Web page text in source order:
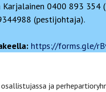
0400 893 354
(pestijohtaja).
https://forms.gle/
ja